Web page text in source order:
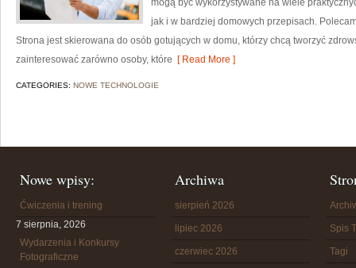
mogą być wykorzystywane na wiele
jak i w bardziej domowych przepisach.
Strona jest skierowana do osób gotujących w domu, którzy chcą tworzyć
zainteresować zarówno osoby, które [ Read More ]
CATEGORIES: NOWE TECHNOLOGIE
Nowe wpisy:
Ćwiczenia i trening
7 sierpnia, 2026
Wydarzenia i Konkursy
Fotograficzne
Archiwa
sierpień 2026
lipiec 2026
czerwiec 2026
Spis
Tagi